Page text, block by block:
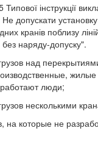
інструкції
Не допускати
кранів поблизу
наряду-допуску".
над
люди;
несколькими
на которые не